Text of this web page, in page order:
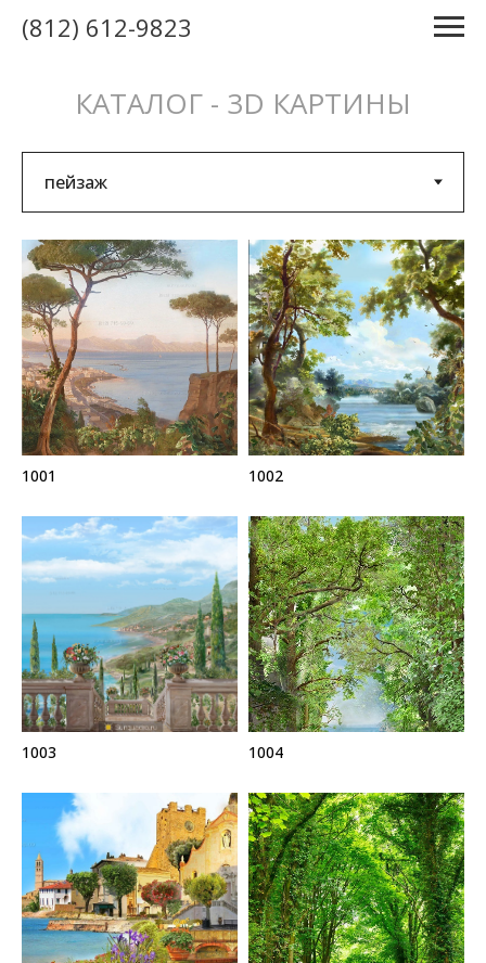
(812) 612-9823
КАТАЛОГ - 3D КАРТИНЫ
1001 1002
1003 1004